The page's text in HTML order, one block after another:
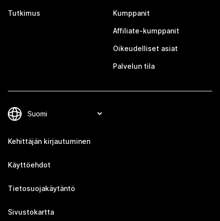
Tutkimus Kumppanit
Affiliate-kumppanit
Oikeudelliset asiat
Palvelun tila
Kehittäjän kirjautuminen
Käyttöehdot
Tietosuojakäytäntö
Sivustokartta